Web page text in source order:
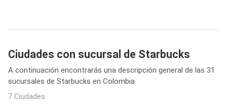
Ciudades con sucursal de Starbucks
A continuación encontrarás una descripción general de las 31
sucursales de Starbucks en Colombia.
7 Ciudades